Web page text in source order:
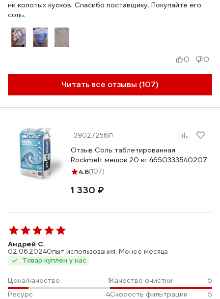
ни колотых кусков. Спасибо поставщику. Покупайте его
соль.
Читать все отзывы (107)
0 0
39027256
Отзыв Соль таблетированная
Rockmelt мешок 20 кг 4650333540207
4.6(107)
1 330 ₽
Андрей С.
02.06.2024Опыт использования: Менее месяца
Товар куплен у нас
Цена/качество 1Качество очистки
5
Ресурс
4Скорость фильтрации 5